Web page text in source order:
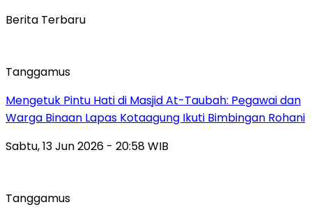
Berita Terbaru
Tanggamus
Mengetuk Pintu Hati di Masjid At-Taubah: Pegawai dan
Warga Binaan Lapas Kotaagung Ikuti Bimbingan Rohani
Sabtu, 13 Jun 2026 - 20:58 WIB
Tanggamus